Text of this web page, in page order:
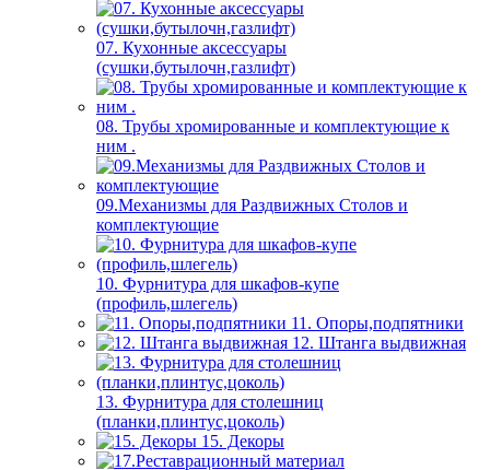
07. Кухонные аксессуары
(сушки,бутылочн,газлифт)
08. Трубы хромированные и комплектующие к
ним .
09.Механизмы для Раздвижных Столов и
комплектующие
10. Фурнитура для шкафов-купе
(профиль,шлегель)
11. Опоры,подпятники
12. Штанга выдвижная
13. Фурнитура для столешниц
(планки,плинтус,цоколь)
15. Декоры